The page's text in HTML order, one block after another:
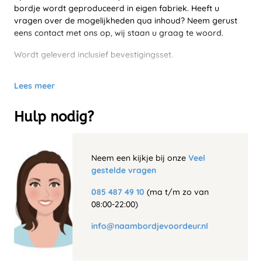
bordje wordt geproduceerd in eigen fabriek. Heeft u
vragen over de mogelijkheden qua inhoud? Neem gerust
eens contact met ons op, wij staan u graag te woord.
Wordt geleverd inclusief bevestigingsset.
Lees meer
Hulp nodig?
Neem een kijkje bij onze Veel
gestelde vragen
085 487 49 10 (ma t/m zo van
08:00-22:00)
info@naambordjevoordeur.nl